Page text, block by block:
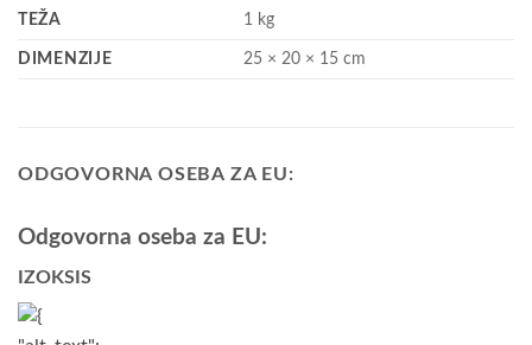
TEŽA 1 kg
DIMENZIJE 25 × 20 × 15 cm
ODGOVORNA OSEBA ZA EU:
Odgovorna oseba za EU:
IZOKSIS